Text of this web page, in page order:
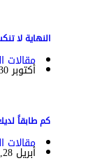
النهاية لا
مقالات
أكتوبر 30, 2021
كم طابقاً
مقالات
أبريل 28, 2021